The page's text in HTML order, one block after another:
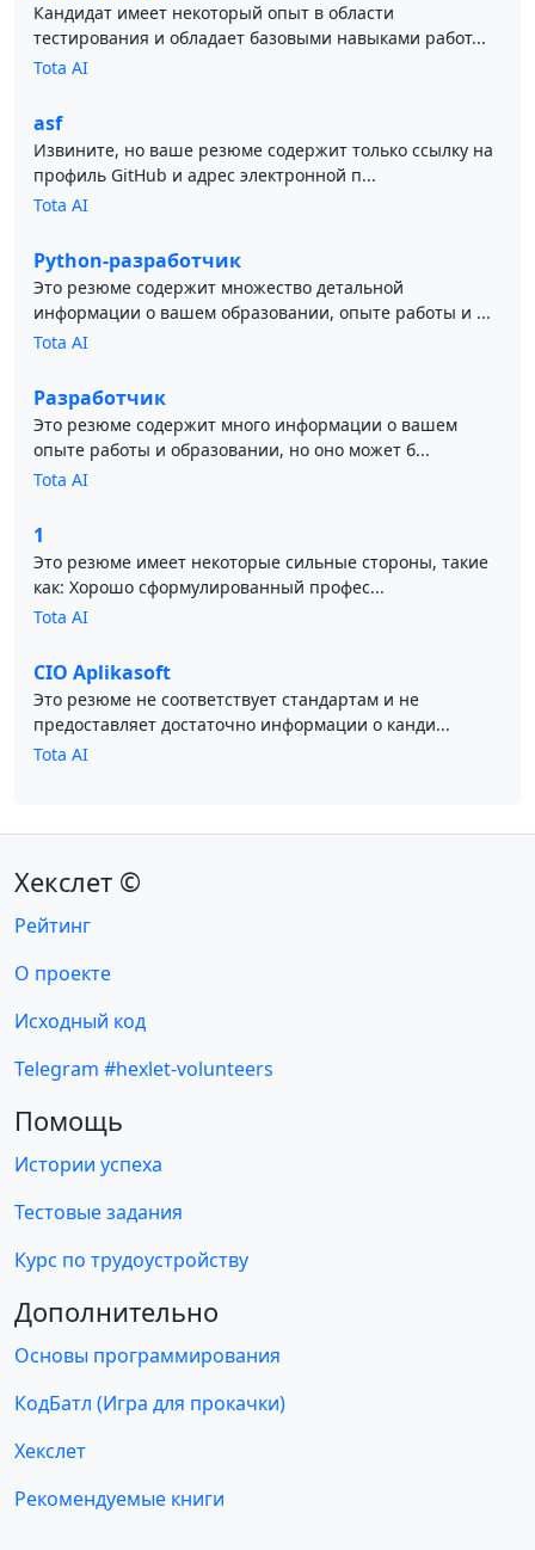
Кандидат имеет некоторый опыт в области
тестирования и обладает базовыми навыками работ...
Tota AI
asf
Извините, но ваше резюме содержит только ссылку на
профиль GitHub и адрес электронной п...
Tota AI
Python-разработчик
Это резюме содержит множество детальной
информации о вашем образовании, опыте работы и ...
Tota AI
Разработчик
Это резюме содержит много информации о вашем
опыте работы и образовании, но оно может б...
Tota AI
1
Это резюме имеет некоторые сильные стороны, такие
как: Хорошо сформулированный профес...
Tota AI
CIO Aplikasoft
Это резюме не соответствует стандартам и не
предоставляет достаточно информации о канди...
Tota AI
Хекслет ©
Рейтинг
О проекте
Исходный код
Telegram #hexlet-volunteers
Помощь
Истории успеха
Тестовые задания
Курс по трудоустройству
Дополнительно
Основы программирования
КодБатл (Игра для прокачки)
Хекслет
Рекомендуемые книги